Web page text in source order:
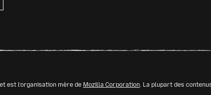
est l’organisation mère de Mozilla Corporation . La plupart des